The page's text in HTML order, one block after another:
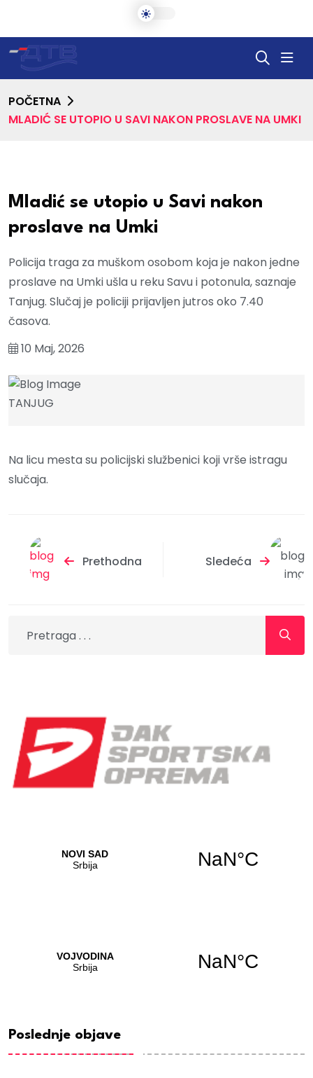
POČETNA
MLADIĆ SE UTOPIO U SAVI NAKON PROSLAVE NA UMKI
Mladić se utopio u Savi nakon
proslave na Umki
Policija traga za muškom osobom koja je nakon jedne
proslave na Umki ušla u reku Savu i potonula, saznaje
Tanjug. Slučaj je policiji prijavljen jutros oko 7.40
časova.
10 Maj, 2026
TANJUG
Na licu mesta su policijski službenici koji vrše istragu
slučaja.
Prethodna Sledeća
Poslednje objave